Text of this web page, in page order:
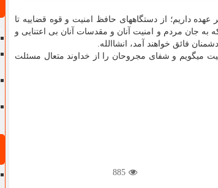
داریم؛ از دستگاههای حافظ امنیت و قوه قضاییه تا
به جان مردم و امنیت آنان و مقدسات آنان بی اعتنایی و
فائق خواهند آمد، انشاالله.
میگویم و شفای مجروحان را از خداوند متعال مسئلت
885